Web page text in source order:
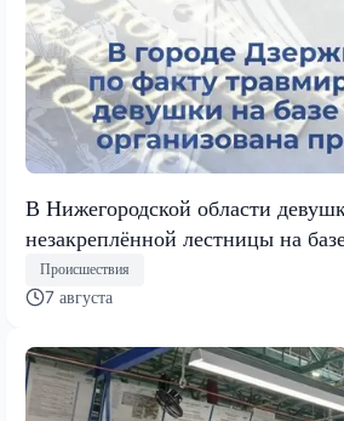
В Нижегородской области
незакреплённой лестницы на
Происшествия
7 августа